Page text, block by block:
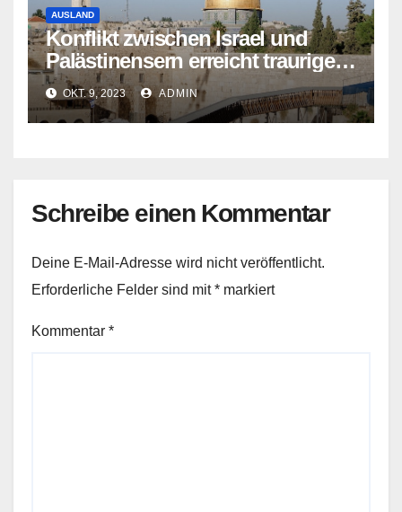
AUSLAND
Konflikt zwischen Israel und
Palästinensern erreicht traurigen
Höhepunkt
OKT. 9, 2023 ADMIN
Schreibe einen Kommentar
Deine E-Mail-Adresse wird nicht veröffentlicht.
Erforderliche Felder sind mit* markiert
Kommentar *